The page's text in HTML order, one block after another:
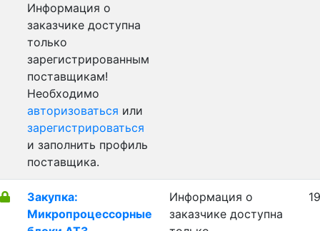
Информация о
заказчике доступна
только
зарегистрированным
поставщикам!
Необходимо
авторизоваться или
зарегистрироваться
и заполнить профиль
поставщика.
Закупка:
Микропроцессорные
Информация о
заказчике доступна